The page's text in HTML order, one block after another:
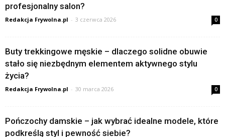
profesjonalny salon?
Redakcja Frywolna.pl - 3 czerwca 2026 0
Buty trekkingowe męskie – dlaczego solidne obuwie
stało się niezbędnym elementem aktywnego stylu
życia?
Redakcja Frywolna.pl - 30 marca 2026 0
Pończochy damskie – jak wybrać idealne modele, które
podkreślą styl i pewność siebie?